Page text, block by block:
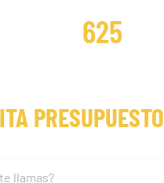
PRESUPUESTO
625